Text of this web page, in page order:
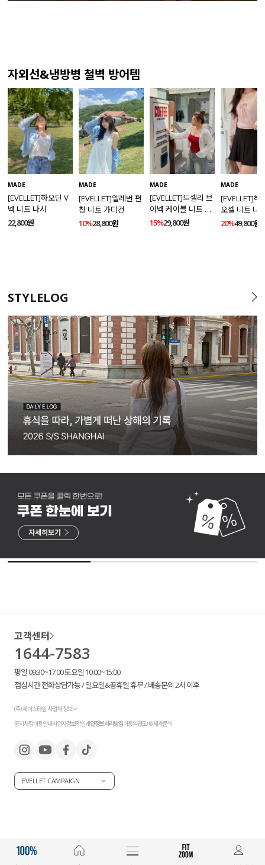
자외선&냉방병 철벽 방어템
MADE
[EVELLET]하오딘 V
넥 니트 나시
22,800원
MADE
[EVELLET]엘레번 펀
칭 니트 가디건
10%28,800원
MADE
[EVELLET]드셀리 브
이넥 케이블 니트 가
디건
15%29,800원
MADE
[EVELLET]하
오셀 니트 나
건 SET
20%49,800원
STYLELOG
고객센터
1644-7583
평일 09:30~17:00 토요일 10:00~15:00
점심시간 전화상담가능 / 일요일&공휴일 휴무 / 배송문의 2시 이후
(주) 제이스타일 사업자 정보
공지사항이용안내사업자정보확인개인정보처리방침이용약관도매/제휴문의
EVELLET CAMPAIGN